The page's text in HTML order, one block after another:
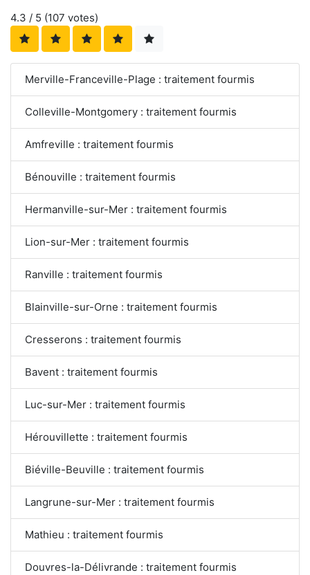
4.3 / 5 (107 votes)
Merville-Franceville-Plage : traitement fourmis
Colleville-Montgomery : traitement fourmis
Amfreville : traitement fourmis
Bénouville : traitement fourmis
Hermanville-sur-Mer : traitement fourmis
Lion-sur-Mer : traitement fourmis
Ranville : traitement fourmis
Blainville-sur-Orne : traitement fourmis
Cresserons : traitement fourmis
Bavent : traitement fourmis
Luc-sur-Mer : traitement fourmis
Hérouvillette : traitement fourmis
Biéville-Beuville : traitement fourmis
Langrune-sur-Mer : traitement fourmis
Mathieu : traitement fourmis
Douvres-la-Délivrande : traitement fourmis